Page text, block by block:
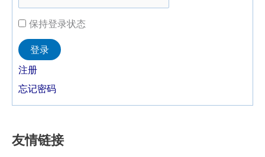
保持登录状态
Alternative:
登录
注册
忘记密码
友情链接